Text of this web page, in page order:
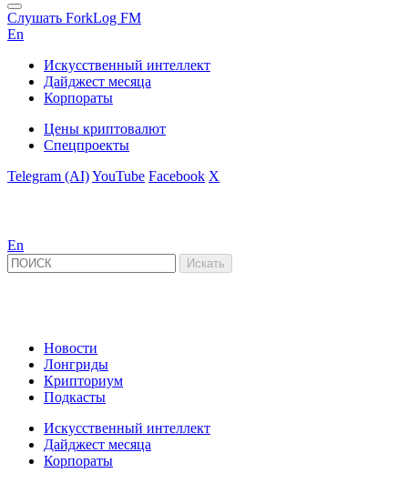
Слушать ForkLog FM
En
Искусственный интеллект
Дайджест месяца
Корпораты
Цены криптовалют
Спецпроекты
Telegram (AI)YouTube Facebook X
En
Новости
Лонгриды
Крипториум
Подкасты
Искусственный интеллект
Дайджест месяца
Корпораты